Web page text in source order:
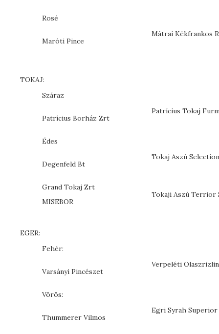
Rosé
Maróti Pince
Mátrai Kékfrankos
TOKAJ:
Száraz
Patrícius Borház Zrt
Patrícius Tokaj
Édes
Degenfeld Bt
Tokaj Aszú
Grand Tokaj Zrt
MISEBOR
Tokaji Aszú Terrior
EGER:
Fehér:
Varsányi Pincészet
Verpeléti
Vörös:
Thummerer Vilmos
Egri Syrah Superior